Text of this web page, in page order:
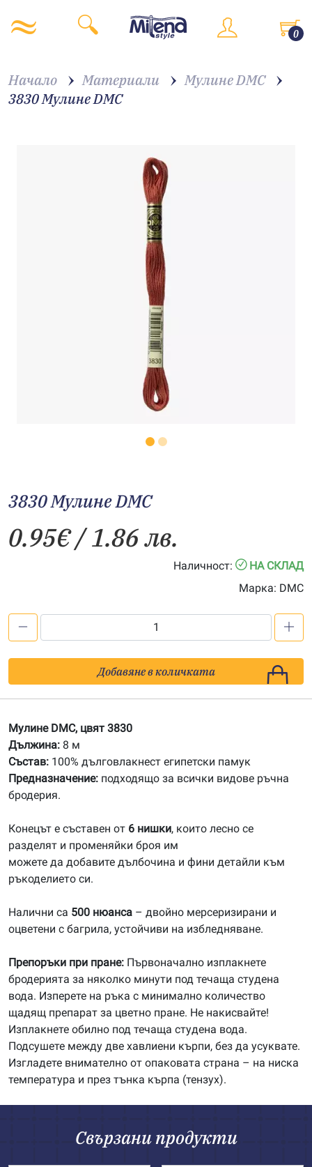
0
Начало Материали
Мулине DMC
3830 Мулине DMC
3830 Мулине DMC
0.95€/ 1.86 лв.
Наличност:
НА СКЛАД
Марка: DMC
Мулине
DMC
Добавяне в количката
Мулине DMC, цвят 3830
Дължина: 8 м
Състав: 100% дълговлакнест египетски памук
Предназначение: подходящо за всички видове ръчна
бродерия.
Конецът е съставен от 6 нишки, които лесно се
разделят и променяйки броя им
можете да добавите дълбочина и фини детайли към
ръкоделието си.
Налични са 500 нюанса – двойно мерсеризирани и
оцветени с багрила, устойчиви на избледняване.
Препоръки при пране: Първоначално изплакнете
бродерията за няколко минути под течаща студена
вода. Изперете на ръка с минимално количество
щадящ препарат за цветно пране. Не накисвайте!
Изплакнете обилно под течаща студена вода.
Подсушете между две хавлиени кърпи, без да усуквате.
Изгладете внимателно от опаковата страна – на ниска
температура и през тънка кърпа (тензух).
Свързани продукти